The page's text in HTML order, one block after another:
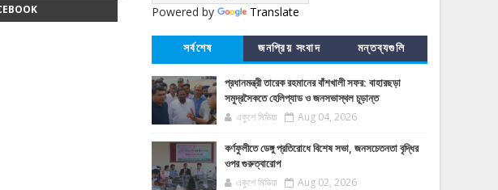
Powered by Translate
সর্বশেষ জনপ্রিয় সংবাদ মন্তব্যগুলি
প্রধানমন্ত্রী তারেক রহমানের বাঁশখালী সফর: বাহারছড়া
সমুদ্রসৈকতে হেলিপ্যাড ও জনসভাস্থল চূড়ান্ত
একুশে মিডিয়া Aug 04, 2026
কর্ণফুলীতে ডেঙ্গু প্রতিরোধে বিশেষ সভা, জনসচেতনতা বৃদ্ধির
ওপর গুরুত্বারোপ
একুশে মিডিয়া Aug 02, 2026